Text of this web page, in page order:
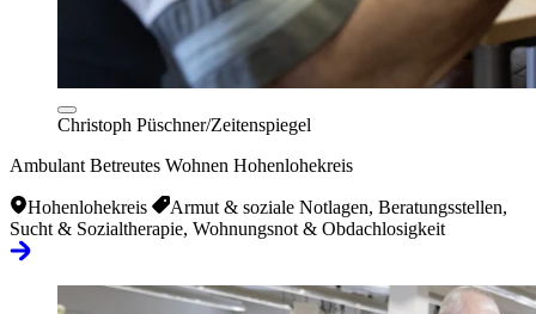
Christoph Püschner/Zeitenspiegel
Ambulant Betreutes Wohnen Hohenlohekreis
Hohenlohekreis
Armut & soziale Notlagen, Beratungsstellen,
Sucht & Sozialtherapie, Wohnungsnot & Obdachlosigkeit